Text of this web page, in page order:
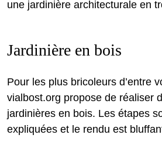
une jardinière architecturale en
Jardinière en bois
Pour les plus bricoleurs d’entre
vialbost.org propose de réaliser
jardinières en bois. Les étapes
expliquées et le rendu est